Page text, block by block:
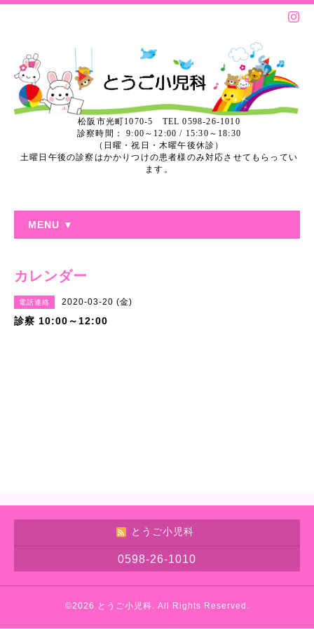
松阪市光町1070-5 TEL 0598-26-1010
診察時間： 9:00～12:00 / 15:30～18:30
（日曜・祝日・木曜午後休診）
土曜日午後の診察はかかりつけの患者様のみ対応させてもらってい
ます。
MENU ▼
カレンダー
電話連絡 2020-03-20 (金)
診察 10:00～12:00
とうご小児科
0598-26-1010
©2026 とうご小児科 . All Rights Reserved.